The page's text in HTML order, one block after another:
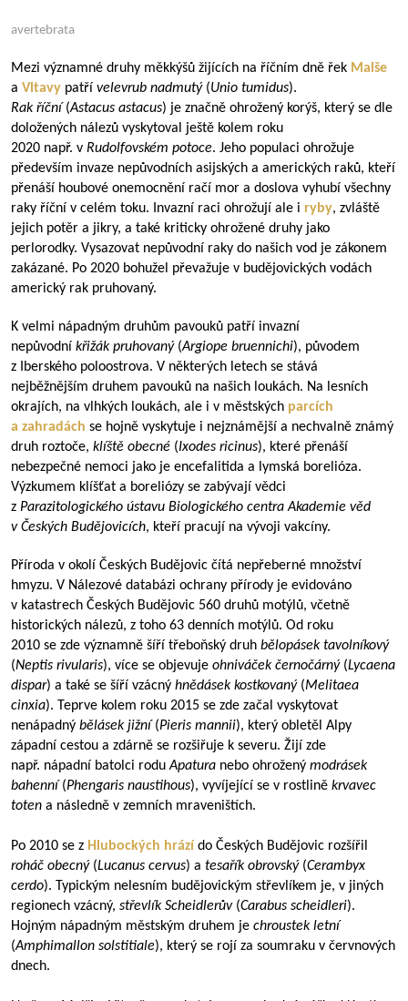
avertebrata
Mezi významné druhy měkkýšů žijících na říčním dně řek Malše
a Vltavy patří velevrub nadmutý(Unio tumidus).
Rak říční(Astacus astacus) je značně ohrožený korýš, který se dle
doložených nálezů vyskytoval ještě kolem roku
2020 např. v Rudolfovském potoce. Jeho populaci ohrožuje
především invaze nepůvodních asijských a amerických raků, kteří
přenáší houbové onemocnění račí mor a doslova vyhubí všechny
raky říční v celém toku. Invazní raci ohrožují ale i ryby, zvláště
jejich potěr a jikry, a také kriticky ohrožené druhy jako
perlorodky. Vysazovat nepůvodní raky do našich vod je zákonem
zakázané. Po 2020 bohužel převažuje v budějovických vodách
americký rak pruhovaný.
K velmi nápadným druhům pavouků patří invazní
nepůvodní křižák pruhovaný(Argiope bruennichi), původem
z Iberského poloostrova. V některých letech se stává
nejběžnějším druhem pavouků na našich loukách. Na lesních
okrajích, na vlhkých loukách, ale i v městských parcích
a zahradách se hojně vyskytuje i nejznámější a nechvalně známý
druh roztoče, klíště obecné (Ixodes ricinus), které přenáší
nebezpečné nemoci jako je encefalitida a lymská borelióza.
Výzkumem klíšťat a boreliózy se zabývají vědci
z Parazitologického ústavu Biologického centra Akademie věd
v Českých Budějovicích, kteří pracují na vývoji vakcíny.
Příroda v okolí Českých Budějovic čítá nepřeberné množství
hmyzu. V Nálezové databázi ochrany přírody je evidováno
v katastrech Českých Budějovic 560 druhů motýlů, včetně
historických nálezů, z toho 63 denních motýlů. Od roku
2010 se zde významně šíří třeboňský druh bělopásek tavolníkový
(Neptis rivularis), více se objevuje ohniváček černočárný(Lycaena
dispar) a také se šíří vzácný hnědásek kostkovaný(Melitaea
cinxia). Teprve kolem roku 2015 se zde začal vyskytovat
nenápadný bělásek jižní(Pieris mannii), který obletěl Alpy
západní cestou a zdárně se rozšiřuje k severu. Žijí zde
např. nápadní batolci roduApatura nebo ohrožený modrásek
bahenní(Phengaris naustihous), vyvíjející se v rostlině krvavec
toten a následně v zemních mraveništích.
Po 2010 se z Hlubockých hrází do Českých Budějovic rozšířil
roháč obecný(Lucanus cervus) a tesařík obrovský(Cerambyx
cerdo). Typickým nelesním budějovickým střevlíkem je, v jiných
regionech vzácný, střevlík Scheidlerův(Carabus scheidleri).
Hojným nápadným městským druhem je chroustek letní
(Amphimallon solstitiale), který se rojí za soumraku v červnových
dnech.